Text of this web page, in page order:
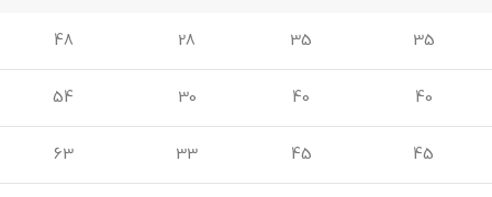
35
35
28
48
40
40
30
54
45
45
33
63